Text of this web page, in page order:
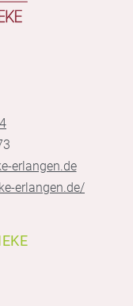
erlangen.de
erlangen.de/